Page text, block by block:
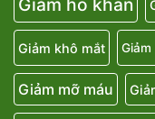
Giảm ho khan
Giảm khô mắt
Giảm mỡ máu